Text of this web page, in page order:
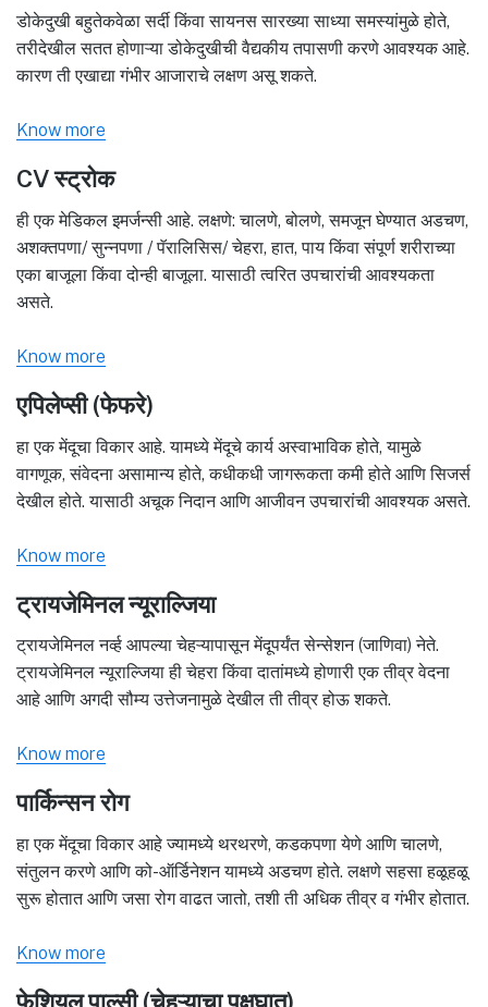
डोकेदुखी बहुतेकवेळा सर्दी किंवा सायनस सारख्या साध्या समस्यांमुळे होते,
तरीदेखील सतत होणाऱ्या डोकेदुखीची वैद्यकीय तपासणी करणे आवश्यक आहे.
कारण ती एखाद्या गंभीर आजाराचे लक्षण असू शकते.
Know more
CV स्ट्रोक
ही एक मेडिकल इमर्जन्सी आहे. लक्षणे: चालणे, बोलणे, समजून घेण्यात अडचण,
अशक्तपणा/ सुन्नपणा / पॅरालिसिस/ चेहरा, हात, पाय किंवा संपूर्ण शरीराच्या
एका बाजूला किंवा दोन्ही बाजूला. यासाठी त्वरित उपचारांची आवश्यकता
असते.
Know more
एपिलेप्सी (फेफरे)
हा एक मेंदूचा विकार आहे. यामध्ये मेंदूचे कार्य अस्वाभाविक होते, यामुळे
वागणूक, संवेदना असामान्य होते, कधीकधी जागरूकता कमी होते आणि सिजर्स
देखील होते. यासाठी अचूक निदान आणि आजीवन उपचारांची आवश्यक असते.
Know more
ट्रायजेमिनल न्यूराल्जिया
ट्रायजेमिनल नर्व्ह आपल्या चेहऱ्यापासून मेंदूपर्यंत सेन्सेशन (जाणिवा) नेते.
ट्रायजेमिनल न्यूराल्जिया ही चेहरा किंवा दातांमध्ये होणारी एक तीव्र वेदना
आहे आणि अगदी सौम्य उत्तेजनामुळे देखील ती तीव्र होऊ शकते.
Know more
पार्किन्सन रोग
हा एक मेंदूचा विकार आहे ज्यामध्ये थरथरणे, कडकपणा येणे आणि चालणे,
संतुलन करणे आणि को-ऑर्डिनेशन यामध्ये अडचण होते. लक्षणे सहसा हळूहळू
सुरू होतात आणि जसा रोग वाढत जातो, तशी ती अधिक तीव्र व गंभीर होतात.
Know more